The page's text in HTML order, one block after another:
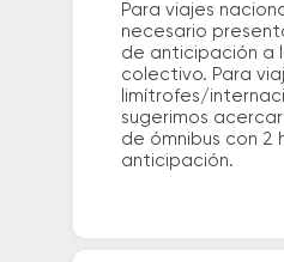
Para viajes
necesario
de anticipación a
colectivo. Para
limítrofes/
sugerimos
de ómnibus con 2
anticipación.